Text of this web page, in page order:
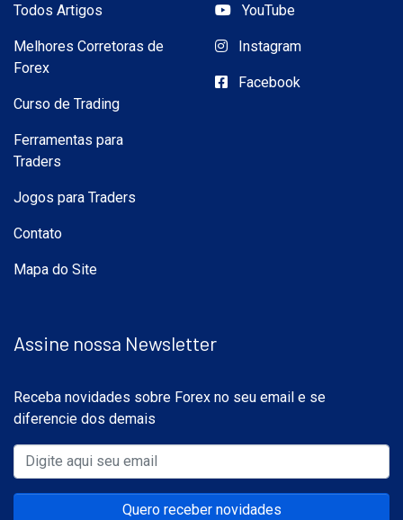
Todos Artigos
Melhores Corretoras de
Forex
Curso de Trading
Ferramentas para
Traders
Jogos para Traders
Contato
Mapa do Site
YouTube
Instagram
Facebook
Assine nossa Newsletter
Receba novidades sobre Forex no seu email e se
diferencie dos demais
Quero receber novidades